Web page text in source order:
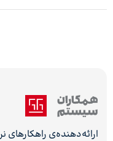
ارائه‌دهنده‌ی راهکارهای